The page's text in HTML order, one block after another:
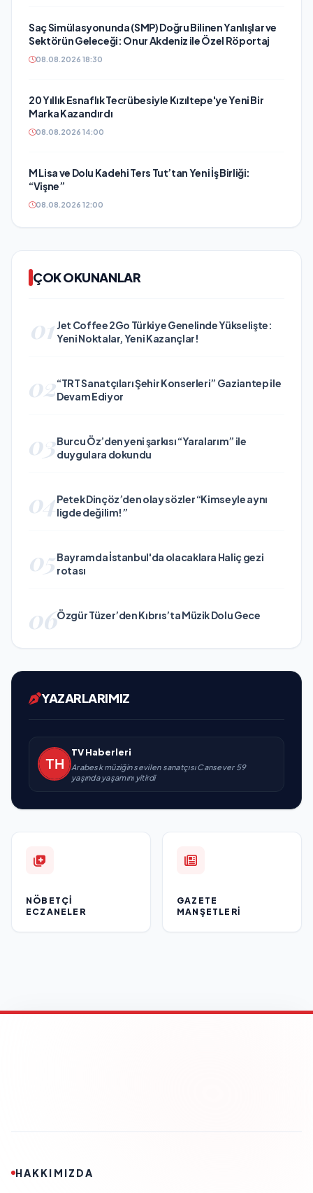
Saç Simülasyonunda (SMP) Doğru Bilinen Yanlışlar ve
Sektörün Geleceği: Onur Akdeniz ile Özel Röportaj
08.08.2026 18:30
20 Yıllık Esnaflık Tecrübesiyle Kızıltepe'ye Yeni Bir
Marka Kazandırdı
08.08.2026 14:00
M Lisa ve Dolu Kadehi Ters Tut’tan Yeni İş Birliği:
“Vişne”
08.08.2026 12:00
ÇOK OKUNANLAR
01 Jet Coffee 2Go Türkiye Genelinde Yükselişte:
Yeni Noktalar, Yeni Kazançlar!
02“TRT Sanatçıları Şehir Konserleri” Gaziantep ile
Devam Ediyor
03Burcu Öz’den yeni şarkısı “Yaralarım” ile
duygulara dokundu
04Petek Dinçöz’den olay sözler “Kimseyle aynı
ligde değilim!”
05Bayramda İstanbul'da olacaklara Haliç gezi
rotası
06Özgür Tüzer’den Kıbrıs’ta Müzik Dolu Gece
YAZARLARIMIZ
TV Haberleri
Arabesk müziğin sevilen sanatçısı Cansever 59
yaşında yaşamını yitirdi
NÖBETÇI
ECZANELER
GAZETE
MANŞETLERI
HAKKIMIZDA